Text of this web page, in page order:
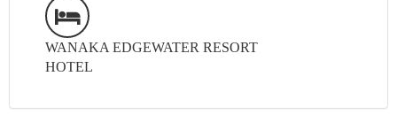
WANAKA EDGEWATER RESORT
HOTEL